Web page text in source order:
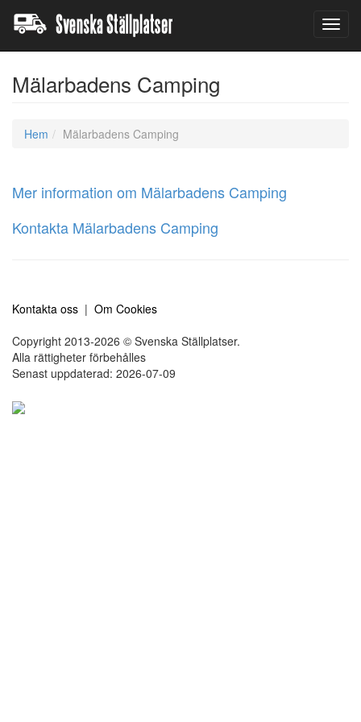
Mälarbadens Camping
Hem Mälarbadens Camping
Mer information om Mälarbadens Camping
Kontakta Mälarbadens Camping
Kontakta oss | Om Cookies
Copyright 2013-2026 © Svenska Ställplatser.
Alla rättigheter förbehålles
Senast uppdaterad: 2026-07-09